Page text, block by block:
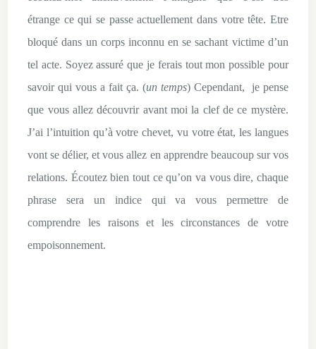
étrange ce qui se passe actuellement dans votre tête. Etre
bloqué dans un corps inconnu en se sachant victime d’un
tel acte. Soyez assuré que je ferais tout mon possible pour
savoir qui vous a fait ça. (un temps) Cependant, je pense
que vous allez découvrir avant moi la clef de ce mystère.
J’ai l’intuition qu’à votre chevet, vu votre état, les langues
vont se délier, et vous allez en apprendre beaucoup sur vos
relations. Écoutez bien tout ce qu’on va vous dire, chaque
phrase sera un indice qui va vous permettre de
comprendre les raisons et les circonstances de votre
empoisonnement.